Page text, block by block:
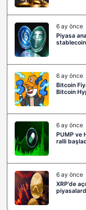
6 ay önce
Piyasa
6 ay önce
Bitcoin
Bitcoin
6 ay önce
PUMP ve
ralli
6 ay önce
XRP’de